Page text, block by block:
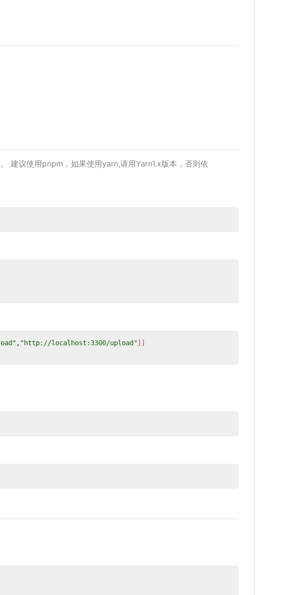
建议使用pnpm ， 如果使用yarn,请用Yarn1.x版本 ， 否则依
, "http://localhost:3300/upload"]]